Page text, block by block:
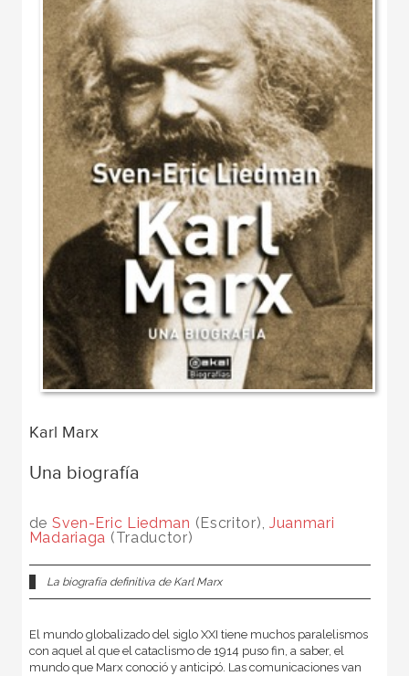
Karl Marx
Una biografía
de Sven-Eric Liedman (Escritor), Juanmari
Madariaga (Traductor)
La biografía definitiva de Karl Marx
El mundo globalizado del siglo XXI tiene muchos paralelismos
con aquel al que el cataclismo de 1914 puso fin, a saber, el
mundo que Marx conoció y anticipó. Las comunicaciones van